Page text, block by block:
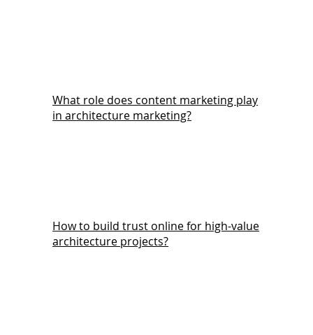
What role does content marketing play
in architecture marketing?
How to build trust online for high-value
architecture projects?